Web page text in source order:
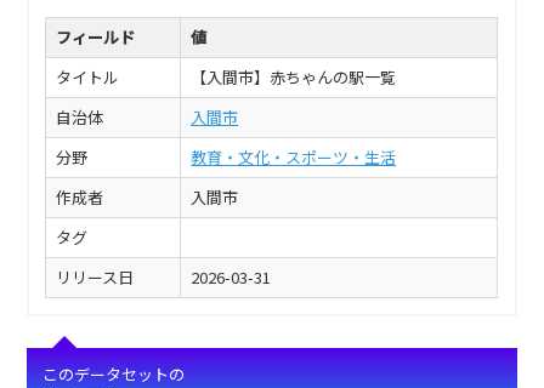
フィールド
値
タイトル
【入間市】赤ちゃんの駅一覧
自治体
入間市
分野
教育・文化・スポーツ・生活
作成者
入間市
タグ
リリース日
2026-03-31
このデータセットの